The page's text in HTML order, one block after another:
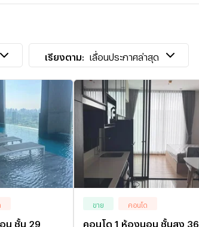
เรียงตาม: เลื่อนประกาศล่าสุด
น ชั้น 29
ขาย คอนโด
คอนโด 1 ห้องนอน ชั้นสูง 36